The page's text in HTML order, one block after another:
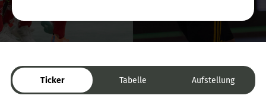
Ticker Tabelle Aufstellung